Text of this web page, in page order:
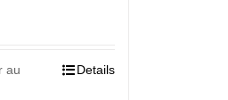
au
Details